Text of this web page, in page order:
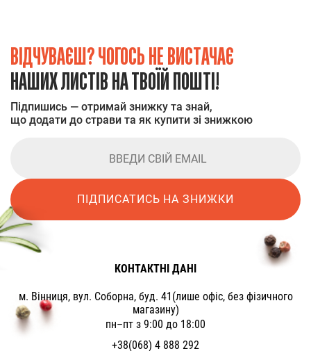
ВІДЧУВАЄШ? ЧОГОСЬ НЕ ВИСТАЧАЄ
НАШИХ ЛИСТІВ НА ТВОЇЙ ПОШТІ!
Підпишись — отримай знижку та знай,
що додати до страви та як купити зі знижкою
ПІДПИСАТИСЬ НА ЗНИЖКИ
КОНТАКТНІ ДАНІ
м. Вінниця, вул. Соборна, буд. 41(лише офіс, без фізичного
магазину)
пн–пт з 9:00 до 18:00
+38(068) 4 888 292